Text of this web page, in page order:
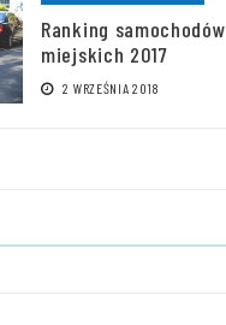
Ranking samochodów
miejskich 2017
2 WRZEŚNIA 2018